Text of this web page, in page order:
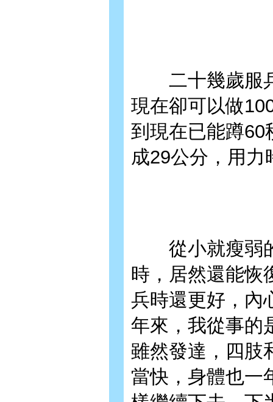
二十幾歲服兵
現在卻可以做
到現在已能蹲60
成29公分，用力
從小就瘦弱的
時，居然還能恢
兵時還更好，內
年來，我從事的
雖然發達，四肢
當快，身體也一